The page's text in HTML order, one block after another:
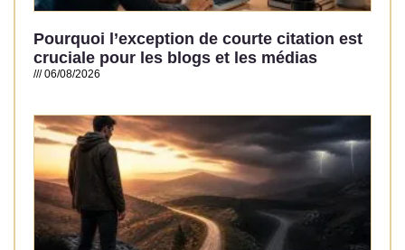
Pourquoi l’exception de courte citation est
cruciale pour les blogs et les médias
06/08/2026